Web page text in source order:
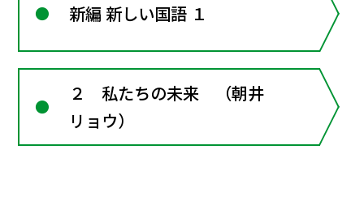
新編 新しい国語 １
２ 私たちの未来 （朝井
リョウ）